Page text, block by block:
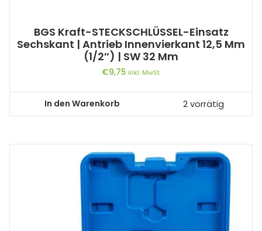
BGS Kraft-STECKSCHLÜSSEL-Einsatz
Sechskant | Antrieb Innenvierkant 12,5 Mm
(1/2″) | SW 32 Mm
€9,75 inkl. MwSt.
In den Warenkorb 2 vorrätig